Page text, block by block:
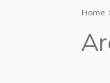
Home